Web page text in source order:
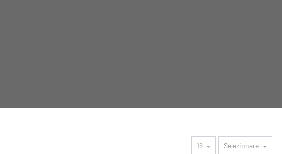
16 Selezionare